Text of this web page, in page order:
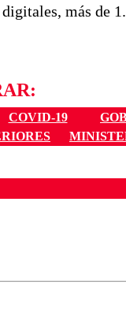
más de
COVID-19